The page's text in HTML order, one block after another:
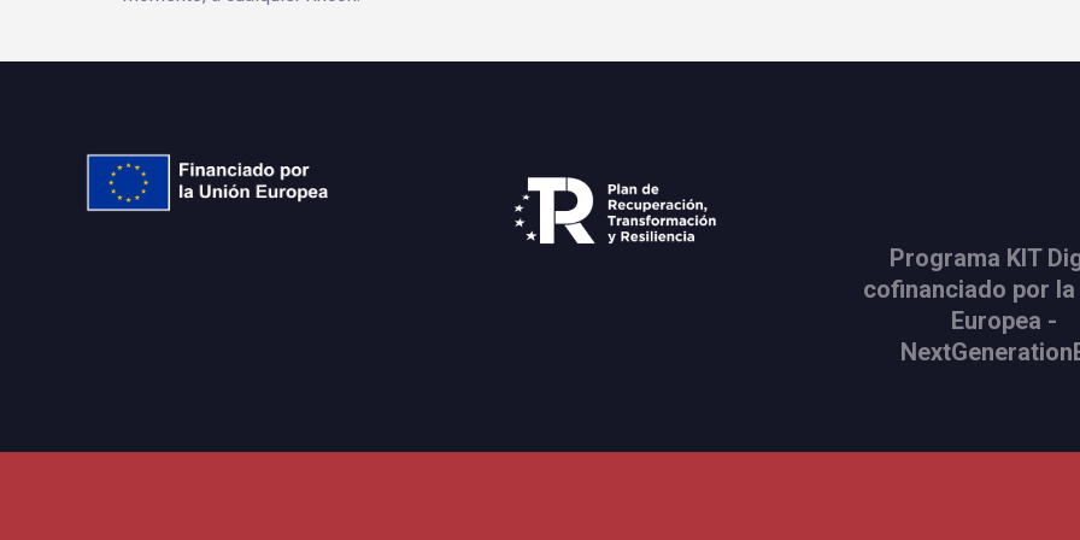
Programa KIT
cofinanciado por la
Europea -